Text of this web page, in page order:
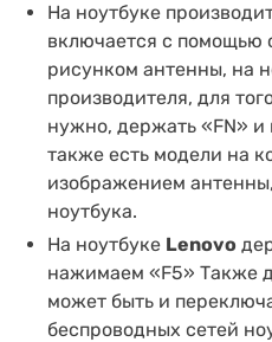
На ноутбуке
включается с помощью
рисунком антенны, на
производителя, для
нужно, держать «FN» и
также есть модели на
изображением
ноутбука.
На ноутбуке Lenovo
нажимаем «F5» Также
может быть и
беспроводных сетей